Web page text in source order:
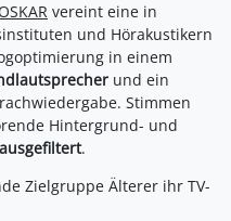
vereint eine in
und Hörakustikern
in einem
und ein
Stimmen
Hintergrund- und
.
Zielgruppe Älterer ihr TV-